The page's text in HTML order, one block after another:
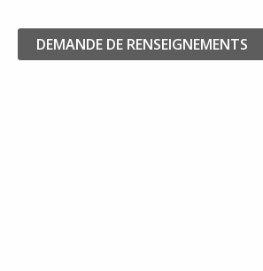
DEMANDE DE RENSEIGNEMENTS